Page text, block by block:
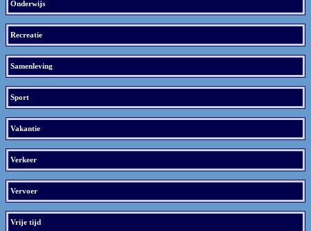
Onderwijs
Recreatie
Samenleving
Sport
Vakantie
Verkeer
Vervoer
Vrije tijd